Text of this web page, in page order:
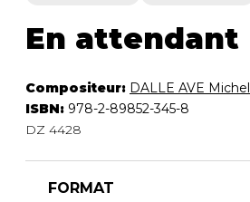
En attendant
Compositeur: DALLE AVE Michel
ISBN: 978-2-89852-345-8
DZ 4428
FORMAT